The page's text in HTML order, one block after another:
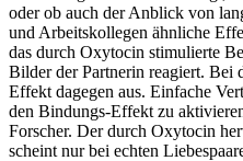
oder ob auch der Anblick von
und Arbeitskollegen ähnliche
das durch Oxytocin stimulierte
Bilder der Partnerin reagiert. Bei
Effekt dagegen aus. Einfache
den Bindungs-Effekt zu
Forscher. Der durch Oxytocin
scheint nur bei echten